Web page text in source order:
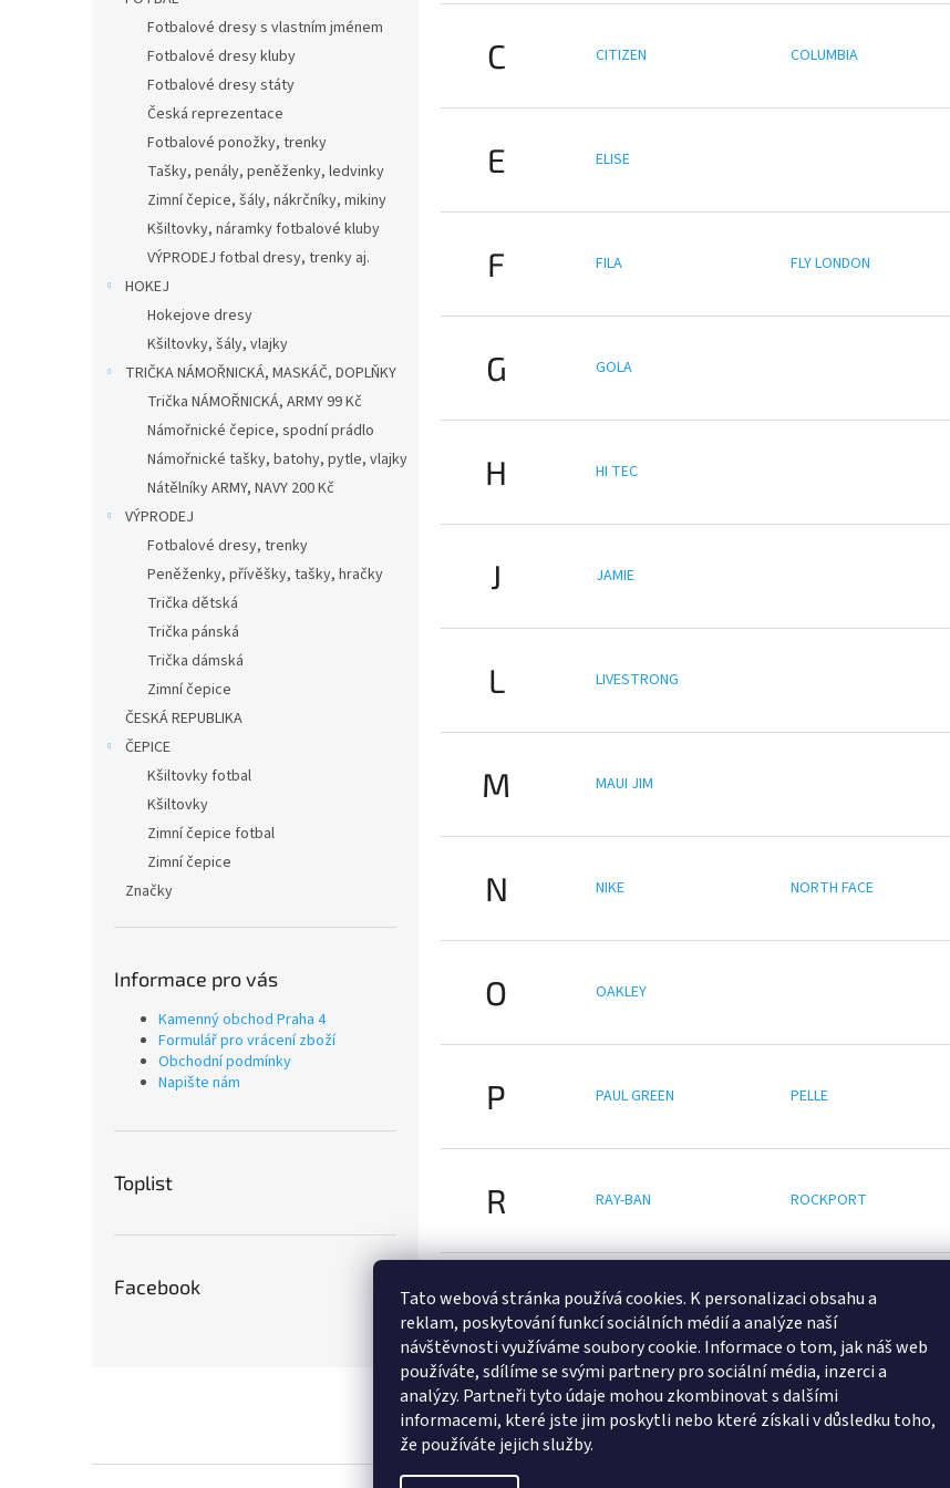
Tato webová stránka používá cookies. K personalizaci obsahu a
reklam, poskytování funkcí sociálních médií a analýze naší
návštěvnosti využíváme soubory cookie. Informace o tom, jak náš web
používáte, sdílíme se svými partnery pro sociální média, inzerci a
analýzy. Partneři tyto údaje mohou zkombinovat s dalšími
informacemi, které jste jim poskytli nebo které získali v důsledku toho,
že používáte jejich služby.
Fotbalové dresy s vlastním jménem
Fotbalové dresy kluby
Fotbalové dresy státy
Česká reprezentace
Fotbalové ponožky, trenky
Tašky, penály, peněženky, ledvinky
Zimní čepice, šály, nákrčníky, mikiny
Kšiltovky, náramky fotbalové kluby
VÝPRODEJ fotbal dresy, trenky aj.
HOKEJ
Hokejove dresy
Kšiltovky, šály, vlajky
TRIČKA NÁMOŘNICKÁ, MASKÁČ, DOPLŇKY
Trička NÁMOŘNICKÁ, ARMY 99 Kč
Námořnické čepice, spodní prádlo
Námořnické tašky, batohy, pytle, vlajky
Nátělníky ARMY, NAVY 200 Kč
VÝPRODEJ
Fotbalové dresy, trenky
Peněženky, přívěšky, tašky, hračky
Trička dětská
Trička pánská
Trička dámská
Zimní čepice
ČESKÁ REPUBLIKA
ČEPICE
Kšiltovky fotbal
Kšiltovky
Zimní čepice fotbal
Zimní čepice
Značky
Informace pro vás
Kamenný obchod Praha 4
Formulář pro vrácení zboží
Obchodní podmínky
Napište nám
Toplist
Facebook
C CITIZEN COLUMBIA
E ELISE
F FILA FLY LONDON
G GOLA
H HI TEC
J JAMIE
L LIVESTRONG
M MAUI JIM
N NIKE NORTH FACE
O OAKLEY
P PAUL GREEN PELLE
R RAY-BAN ROCKPORT
S SEIKO STORM
Zboží.cz Heureka.cz Námořnická trička Levné ubytování Praha